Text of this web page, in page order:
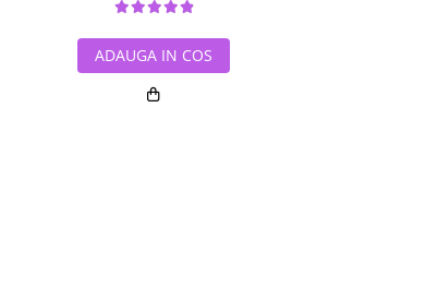
ADAUGA IN COS